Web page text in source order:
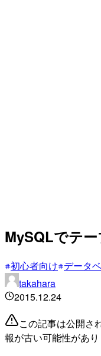
MySQLでテ
初心者向け データ
takahara
2015.12.24
この記事は公開さ
報が古い可能性があり